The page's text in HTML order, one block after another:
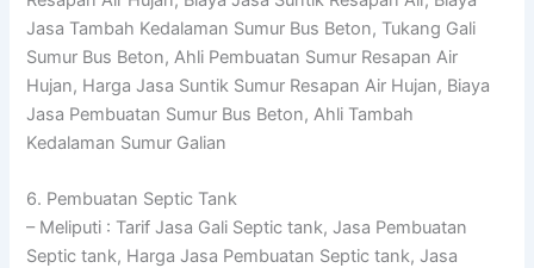
Jasa Tambah Kedalaman Sumur Bus Beton, Tukang Gali
Sumur Bus Beton, Ahli Pembuatan Sumur Resapan Air
Hujan, Harga Jasa Suntik Sumur Resapan Air Hujan, Biaya
Jasa Pembuatan Sumur Bus Beton, Ahli Tambah
Kedalaman Sumur Galian
6. Pembuatan Septic Tank
– Meliputi : Tarif Jasa Gali Septic tank, Jasa Pembuatan
Septic tank, Harga Jasa Pembuatan Septic tank, Jasa